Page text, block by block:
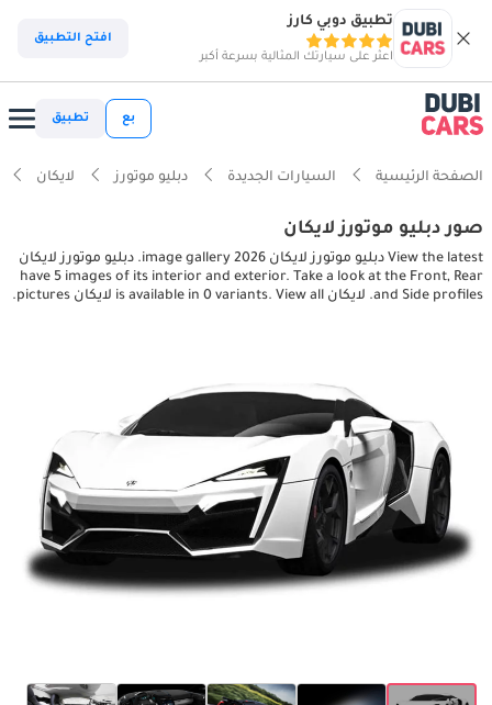
تطبيق دوبي كارز
اعثر على سيارتك المثالية بسرعة أكبر
افتح التطبيق
بع تطبيق
الصفحة الرئيسية السيارات الجديدة دبليو موتورز لايكان
صور دبليو موتورز لايكان
View the latest دبليو موتورز لايكان 2026 image gallery. دبليو موتورز لايكان
have 5 images of its interior and exterior. Take a look at the Front, Rear
and Side profiles. لايكان is available in 0 variants. View all لايكان pictures.